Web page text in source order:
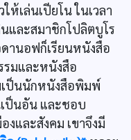
ห้เล่นเปียโน ในเวลา
และสมาชิกโปลิตบูโร
านอฟก็เรียนหนังสือ
มและหนังสือ
เป็นนักหนังสือพิมพ์
เป็นอัน และชอบ
งและสังคม เขาจึงมี